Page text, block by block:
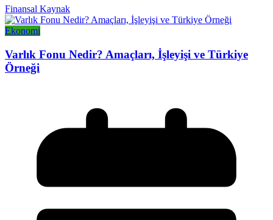
Finansal Kaynak
Ekonomi
Varlık Fonu Nedir? Amaçları, İşleyişi ve Türkiye
Örneği